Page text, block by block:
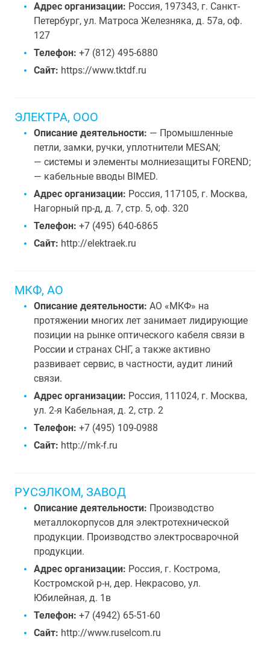
Адрес организации: Россия, 197343, г. Санкт-
Петербург, ул. Матроса Железняка, д. 57а, оф.
127
Телефон: +7 (812) 495-6880
Сайт: https://www.tktdf.ru
ЭЛЕКТРА, ООО
Описание деятельности: — Промышленные
петли, замки, ручки, уплотнители MESAN;
— системы и элементы молниезащиты FOREND;
— кабельные вводы BIMED.
Адрес организации: Россия, 117105, г. Москва,
Нагорный пр-д, д. 7, стр. 5, оф. 320
Телефон: +7 (495) 640-6865
Сайт: http://elektraek.ru
МКФ, АО
Описание деятельности: АО «МКФ» на
протяжении многих лет занимает лидирующие
позиции на рынке оптического кабеля связи в
России и странах СНГ, а также активно
развивает сервис, в частности, аудит линий
связи.
Адрес организации: Россия, 111024, г. Москва,
ул. 2-я Кабельная, д. 2, стр. 2
Телефон: +7 (495) 109-0988
Сайт: http://mk-f.ru
РУСЭЛКОМ, ЗАВОД
Описание деятельности: Производство
металлокорпусов для электротехнической
продукции. Производство электросварочной
продукции.
Адрес организации: Россия, г. Кострома,
Костромской р-н, дер. Некрасово, ул.
Юбилейная, д. 1в
Телефон: +7 (4942) 65-51-60
Сайт: http://www.ruselcom.ru